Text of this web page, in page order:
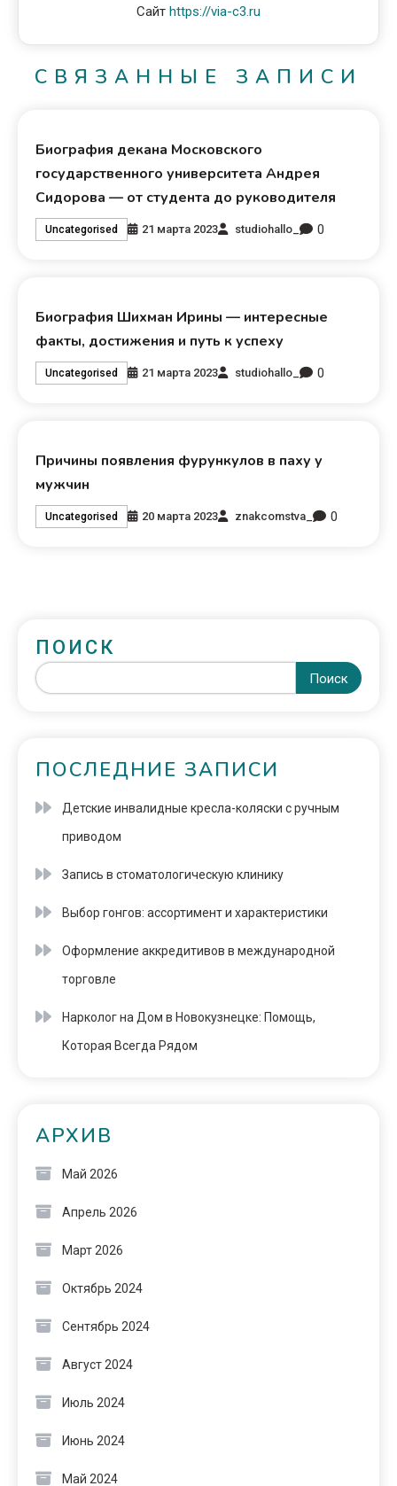
Сайт https://via-c3.ru
СВЯЗАННЫЕ ЗАПИСИ
Биография декана Московского
государственного университета Андрея
Сидорова — от студента до руководителя
Uncategorised 21 марта 2023 studiohallo_ 0
Биография Шихман Ирины — интересные
факты, достижения и путь к успеху
Uncategorised 21 марта 2023 studiohallo_ 0
Причины появления фурункулов в паху у
мужчин
Uncategorised 20 марта 2023 znakcomstva_ 0
ПОИСК
Поиск
ПОСЛЕДНИЕ ЗАПИСИ
Детские инвалидные кресла-коляски с ручным
приводом
Запись в стоматологическую клинику
Выбор гонгов: ассортимент и характеристики
Оформление аккредитивов в международной
торговле
Нарколог на Дом в Новокузнецке: Помощь,
Которая Всегда Рядом
АРХИВ
Май 2026
Апрель 2026
Март 2026
Октябрь 2024
Сентябрь 2024
Август 2024
Июль 2024
Июнь 2024
Май 2024